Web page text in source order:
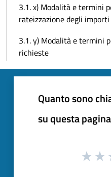
3.1. x) Modalità e termini
rateizzazione degli importi
3.1. y) Modalità e termini
richieste
Quanto sono
su questa